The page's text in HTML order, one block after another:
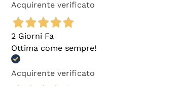
Acquirente verificato
2 Giorni Fa
Ottima come sempre!
Acquirente verificato